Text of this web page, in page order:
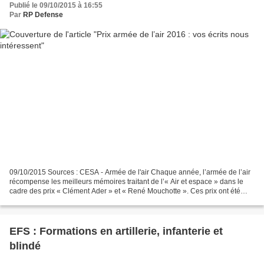
Publié le 09/10/2015 à 16:55
Par RP Defense
09/10/2015 Sources : CESA - Armée de l'air Chaque année, l’armée de l’air
récompense les meilleurs mémoires traitant de l’« Air et espace » dans le
cadre des prix « Clément Ader » et « René Mouchotte ». Ces prix ont été
EFS : Formations en artillerie, infanterie et
blindé